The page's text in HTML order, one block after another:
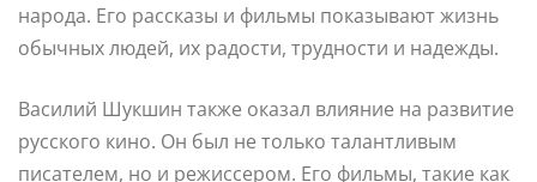
народа. Его рассказы и фильмы показывают жизнь
обычных людей, их радости, трудности и надежды.
Василий Шукшин также оказал влияние на развитие
русского кино. Он был не только талантливым
писателем, но и режиссером. Его фильмы, такие как